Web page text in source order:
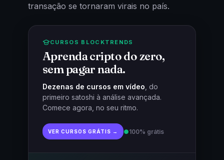
transação se tornaram virais no país.
CURSOS BLOCKTRENDS
Aprenda cripto do zero,
sem pagar nada.
Dezenas de cursos em vídeo , do
primeiro satoshi à análise avançada.
Comece agora, no seu ritmo.
VER CURSOS GRÁTIS → ●100% grátis